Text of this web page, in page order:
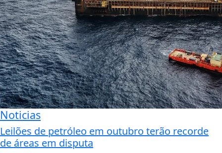
Noticias
Leilões de petróleo em outubro terão recorde
de áreas em disputa